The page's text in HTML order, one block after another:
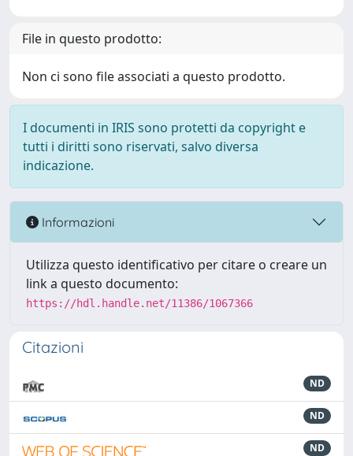
File in questo prodotto:
Non ci sono file associati a questo prodotto.
I documenti in IRIS sono protetti da copyright e
tutti i diritti sono riservati, salvo diversa
indicazione.
Informazioni
Utilizza questo identificativo per citare o creare un
link a questo documento:
https://hdl.handle.net/11386/1067366
Citazioni
ND
ND
ND